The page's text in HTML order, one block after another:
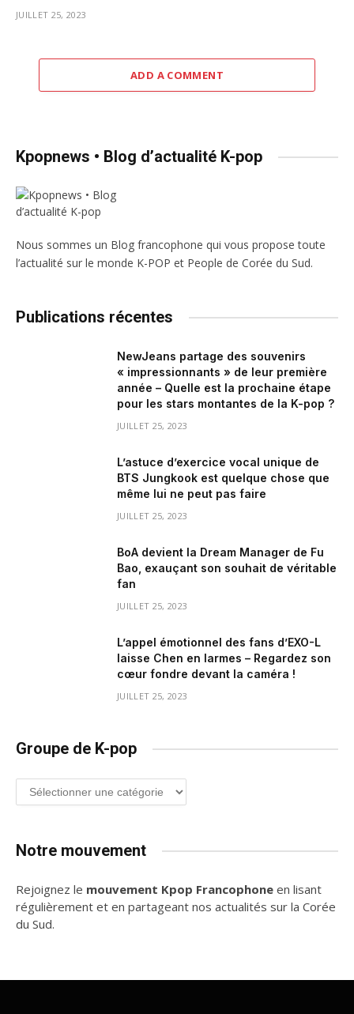
JUILLET 25, 2023
ADD A COMMENT
Kpopnews • Blog d’actualité K-pop
Nous sommes un Blog francophone qui vous propose toute
l’actualité sur le monde K-POP et People de Corée du Sud.
Publications récentes
NewJeans partage des souvenirs
« impressionnants » de leur première
année – Quelle est la prochaine étape
pour les stars montantes de la K-pop ?
JUILLET 25, 2023
L’astuce d’exercice vocal unique de
BTS Jungkook est quelque chose que
même lui ne peut pas faire
JUILLET 25, 2023
BoA devient la Dream Manager de Fu
Bao, exauçant son souhait de véritable
fan
JUILLET 25, 2023
L’appel émotionnel des fans d’EXO-L
laisse Chen en larmes – Regardez son
cœur fondre devant la caméra !
JUILLET 25, 2023
Groupe de K-pop
Groupe
de
Notre mouvement
Rejoignez le mouvement Kpop Francophone en lisant
régulièrement et en partageant nos actualités sur la Corée
du Sud.